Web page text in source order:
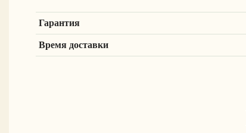
Гарантия
Время доставки